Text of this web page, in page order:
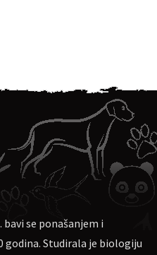
bavi se ponašanjem i
godina. Studirala je biologiju